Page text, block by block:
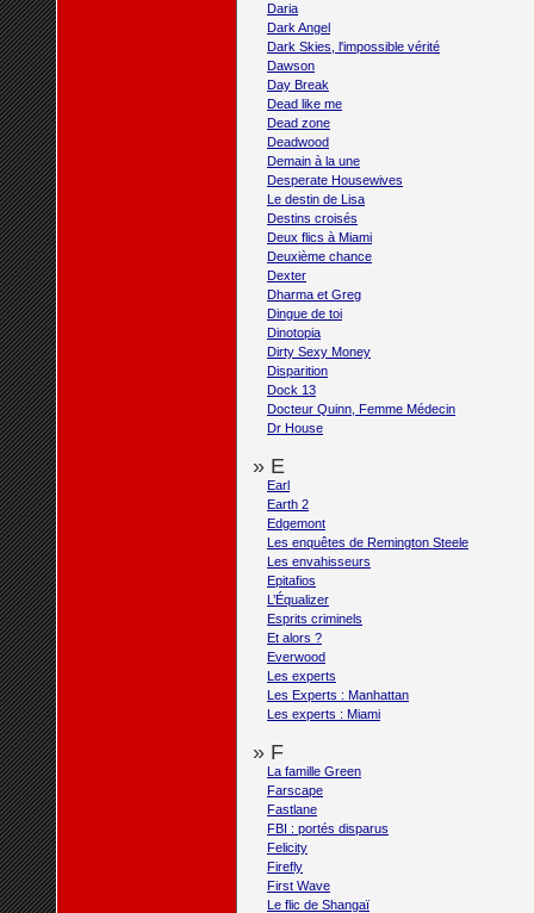
Daria
Dark Angel
Dark Skies, l'impossible vérité
Dawson
Day Break
Dead like me
Dead zone
Deadwood
Demain à la une
Desperate Housewives
Le destin de Lisa
Destins croisés
Deux flics à Miami
Deuxième chance
Dexter
Dharma et Greg
Dingue de toi
Dinotopia
Dirty Sexy Money
Disparition
Dock 13
Docteur Quinn, Femme Médecin
Dr House
» E
Earl
Earth 2
Edgemont
Les enquêtes de Remington Steele
Les envahisseurs
Epitafios
L’Équalizer
Esprits criminels
Et alors ?
Everwood
Les experts
Les Experts : Manhattan
Les experts : Miami
» F
La famille Green
Farscape
Fastlane
FBI : portés disparus
Felicity
Firefly
First Wave
Le flic de Shangaï